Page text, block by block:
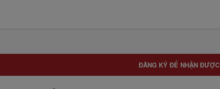
ĐĂNG KÝ ĐỂ NHẬN